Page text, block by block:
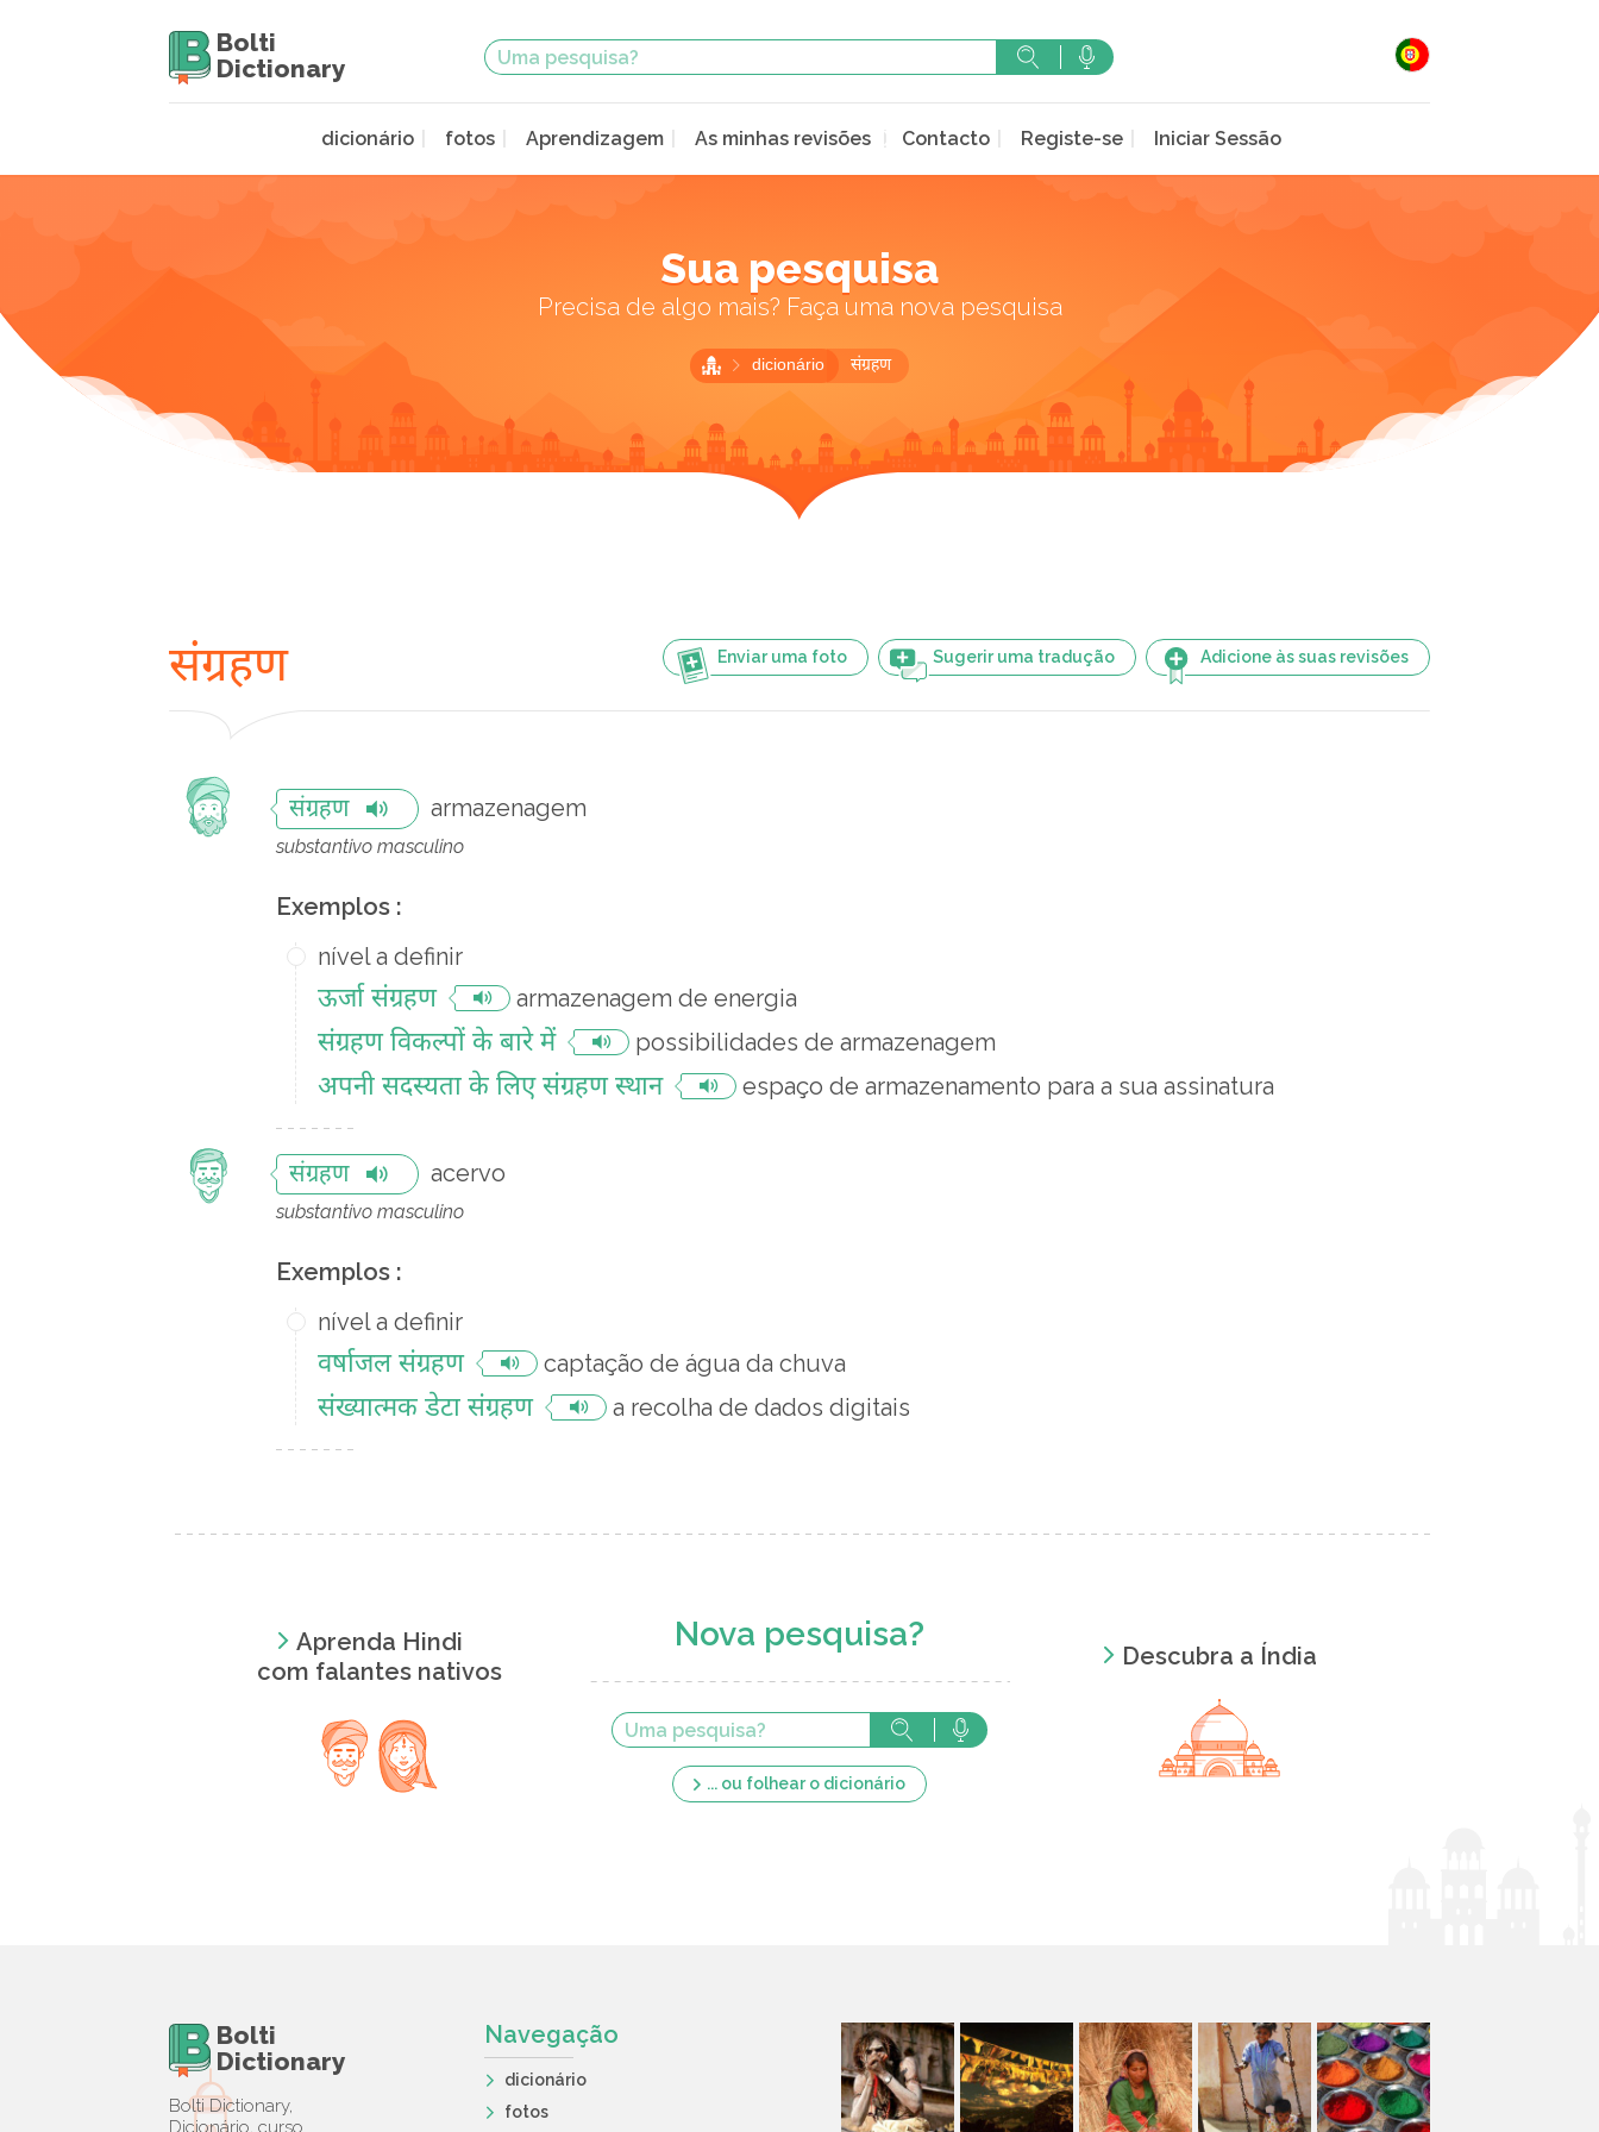
Bolti
Dictionary
dicionário fotos Aprendizagem As minhas revisões Contacto Registe-se Iniciar Sessão
Sua pesquisa
Precisa de algo mais? Faça uma nova pesquisa
dicionário संग्रहण
Enviar uma foto Sugerir uma tradução Adicione às suas revisões
संग्रहण
संग्रहण armazenagem
substantivo masculino
Exemplos :
nível a definir
ऊर्जा संग्रहण armazenagem de energia
संग्रहण विकल्पों के बारे में possibilidades de armazenagem
अपनी सदस्यता के लिए संग्रहण स्थान espaço de armazenamento para a sua assinatura
संग्रहण acervo
substantivo masculino
Exemplos :
nível a definir
वर्षाजल संग्रहण captação de água da chuva
संख्यात्मक डेटा संग्रहण a recolha de dados digitais
Aprenda Hindi
com falantes nativos
Nova pesquisa?
... ou folhear o dicionário
Descubra a Índia
Bolti
Dictionary
Bolti Dictionary,
Dicionário, curso
Navegação
dicionário
fotos